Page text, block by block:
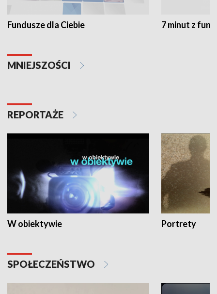
Fundusze dla Ciebie 7 minut z
MNIEJSZOŚCI
REPORTAŻE
W obiektywie Portrety
SPOŁECZEŃSTWO